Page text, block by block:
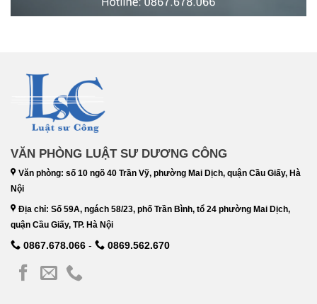
VĂN PHÒNG LUẬT SƯ DƯƠNG CÔNG
Văn phòng: số 10 ngõ 40 Trần Vỹ, phường Mai Dịch, quận Cầu Giấy, Hà
Nội
Địa chỉ: Số 59A, ngách 58/23, phố Trần Bình, tổ 24 phường Mai Dịch,
quận Cầu Giấy, TP. Hà Nội
0867.678.066 - 0869.562.670